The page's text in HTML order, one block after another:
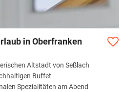
in Oberfranken
Altstadt von Seßlach
Buffet
Spezialitäten am Abend